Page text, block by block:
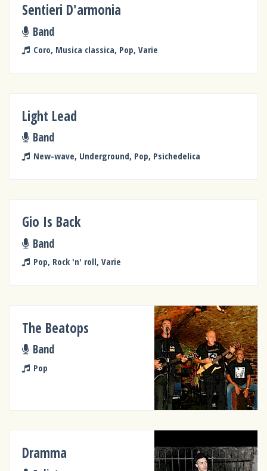
Sentieri D'armonia
Band
Coro, Musica classica, Pop, Varie
Light Lead
Band
New-wave, Underground, Pop, Psichedelica
Gio Is Back
Band
Pop, Rock 'n' roll, Varie
The Beatops
Band
Pop
Dramma